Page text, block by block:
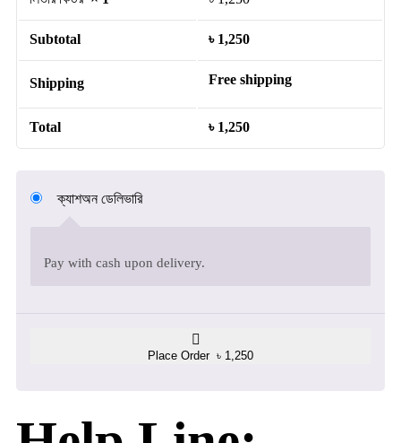
Subtotal ৳ 1,250
Shipping Free shipping
Total ৳ 1,250
ক্যাশঅন ডেলিভারি
Pay with cash upon delivery.
Place Order ৳ 1,250